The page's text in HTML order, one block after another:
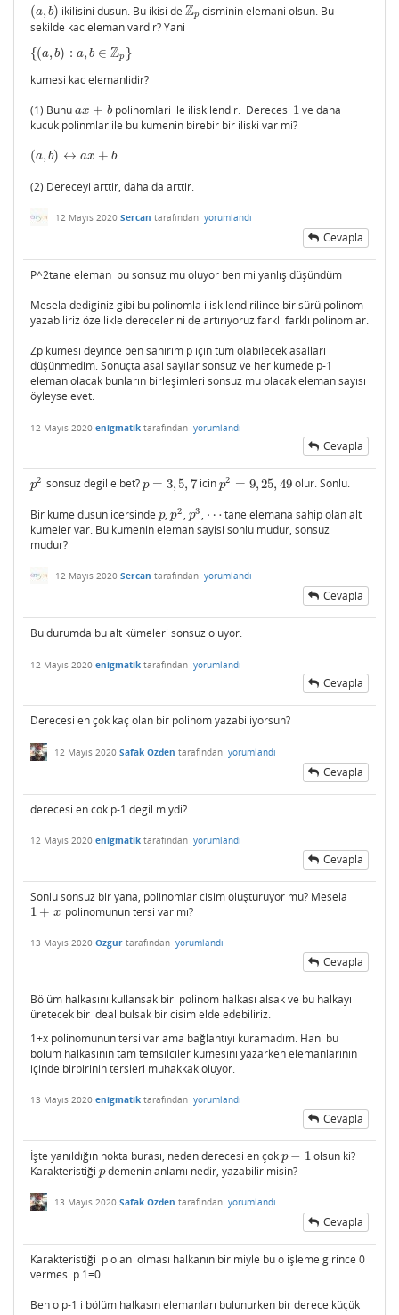
(a, b)
(a,b) ikilisini dusun. Bu ikisi deZp
Zp cisminin elemani olsun. Bu
sekilde kac eleman vardir? Yani
{(a, b) : a, b ∈ Zp }
{(a,b ) a,b∈Zp}
kumesi kac elemanlidir?
(1) Bunu ax + b
ax+ b polinomlari ile iliskilendir. Derecesi 1
1ve daha
kucuk polinmlar ile bu kumenin birebir bir iliski var mi?
(a, b) ↔ ax + b
(a,b)↔ ax+b
(2) Dereceyi arttir, daha da arttir.
12 Mayıs 2020 Sercan tarafından yorumlandı
Cevapla
P^2tane eleman bu sonsuz mu oluyor ben mi yanlış düşündüm
Mesela dediginiz gibi bu polinomla iliskilendirilince bir sürü polinom
yazabiliriz özellikle derecelerini de artırıyoruz farklı farklı polinomlar.
Zp kümesi deyince ben sanırım p için tüm olabilecek asalları
düşünmedim. Sonuçta asal sayılar sonsuz ve her kumede p-1
eleman olacak bunların birleşimleri sonsuz mu olacak eleman sayısı
öyleyse evet.
12 Mayıs 2020 enigmatik tarafından yorumlandı
Cevapla
p2
p2 sonsuz degil elbet? p = 3,5, 7
p=3, 5,7 icin p2 = 9, 25, 49
p2 =9, 25,49 olur. Sonlu.
Bir kume dusun icersinde p
p,p2
p2, p3
p3, ⋯
⋯ tane elemana sahip olan alt
kumeler var. Bu kumenin eleman sayisi sonlu mudur, sonsuz
mudur?
12 Mayıs 2020 Sercan tarafından yorumlandı
Cevapla
Bu durumda bu alt kümeleri sonsuz oluyor.
12 Mayıs 2020 enigmatik tarafından yorumlandı
Cevapla
Derecesi en çok kaç olan bir polinom yazabiliyorsun?
12 Mayıs 2020 Safak Ozden tarafından yorumlandı
Cevapla
derecesi en cok p-1 degil miydi?
12 Mayıs 2020 enigmatik tarafından yorumlandı
Cevapla
Sonlu sonsuz bir yana, polinomlar cisim oluşturuyor mu? Mesela
1 + x
1 +x polinomunun tersi var mı?
13 Mayıs 2020 Ozgur tarafından yorumlandı
Cevapla
Bölüm halkasını kullansak bir polinom halkası alsak ve bu halkayı
üretecek bir ideal bulsak bir cisim elde edebiliriz.
1+x polinomunun tersi var ama bağlantıyı kuramadım. Hani bu
bölüm halkasının tam temsilciler kümesini yazarken elemanlarının
içinde birbirinin tersleri muhakkak oluyor.
13 Mayıs 2020 enigmatik tarafından yorumlandı
Cevapla
İşte yanıldığın nokta burası, neden derecesi en çok p − 1
p−1
olsun ki?
Karakteristiği p
pdemenin anlamı nedir, yazabilir misin?
13 Mayıs 2020 Safak Ozden tarafından yorumlandı
Cevapla
Karakteristiği p olan olması halkanın birimiyle bu o işleme girince 0
vermesi p.1=0
Ben o p-1 i bölüm halkasın elemanları bulunurken bir derece küçük